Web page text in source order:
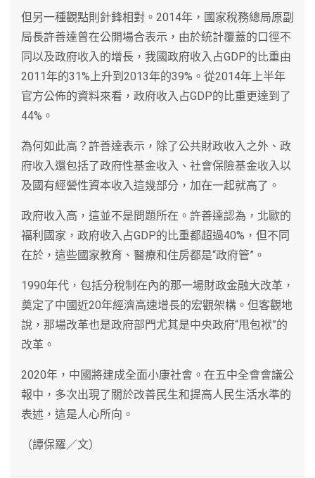
但另一種觀點則針鋒相對。2014年，國家稅務總局原副
局長許善達曾在公開場合表示，由於統計覆蓋的口徑不
同以及政府收入的增長，我國政府收入占GDP的比重由
2011年的31%上升到2013年的39%。從2014年上半年
官方公佈的資料來看，政府收入占GDP的比重更達到了
44%。
為何如此高？許善達表示，除了公共財政收入之外、政
府收入還包括了政府性基金收入、社會保險基金收入以
及國有經營性資本收入這幾部分，加在一起就高了。
政府收入高，這並不是問題所在。許善達認為，北歐的
福利國家，政府收入占GDP的比重都超過40%，但不同
在於，這些國家教育、醫療和住房都是“政府管”。
1990年代，包括分稅制在內的那一場財政金融大改革，
奠定了中國近20年經濟高速增長的宏觀架構。但客觀地
說，那場改革也是政府部門尤其是中央政府“甩包袱”的
改革。
2020年，中國將建成全面小康社會。在五中全會會議公
報中，多次出現了關於改善民生和提高人民生活水準的
表述，這是人心所向。
（譚保羅／文）